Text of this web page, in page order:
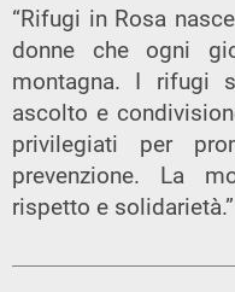
“Rifugi in Rosa
donne che ogni
montagna. I rifugi
ascolto e
privilegiati per
prevenzione. La
rispetto e solidarietà.”